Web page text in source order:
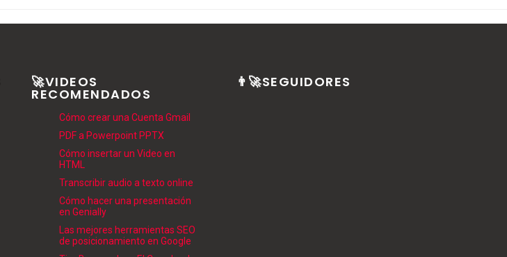
🚀VIDEOS
RECOMENDADOS
Cómo crear una Cuenta Gmail
PDF a Powerpoint PPTX
Cómo insertar un Video en
HTML
Transcribir audio a texto online
Cómo hacer una presentación
en Genially
Las mejores herramientas SEO
de posicionamiento en Google
👨‍🚀SEGUIDORES